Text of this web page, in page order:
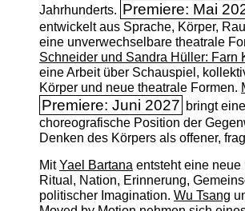
Jahrhunderts. Premiere: Mai
entwickelt aus Sprache, Körper,
eine unverwechselbare theatrale
Schneider und Sandra Hüller: Farn
eine Arbeit über Schauspiel,
Körper und neue theatrale Formen.
Premiere: Juni 2027 bringt
choreografische Position der
Denken des Körpers als offener,
MitYael Bartanaentsteht eine neue
Ritual, Nation, Erinnerung,
politischer Imagination. Wu Tsang